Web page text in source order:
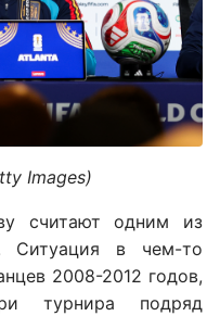
Images)
считают одним из
Ситуация в чем-то
2008-2012 годов,
турнира подряд